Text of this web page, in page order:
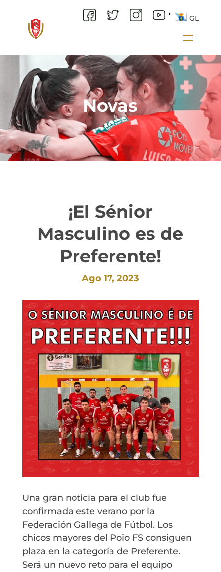
GL
Novas
¡El Sénior
Masculino es de
Preferente!
Ago 17, 2023
Una gran noticia para el club fue
confirmada este verano por la
Federación Gallega de Fútbol. Los
chicos mayores del Poio FS consiguen
plaza en la categoría de Preferente.
Será un nuevo reto para el equipo